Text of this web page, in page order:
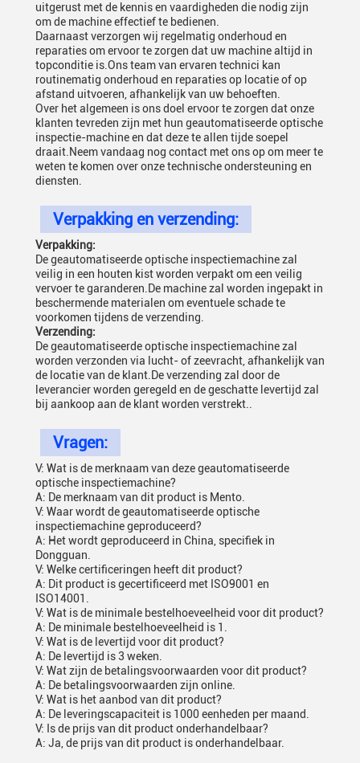
uitgerust met de kennis en vaardigheden die nodig zijn
om de machine effectief te bedienen.
Daarnaast verzorgen wij regelmatig onderhoud en
reparaties om ervoor te zorgen dat uw machine altijd in
topconditie is.Ons team van ervaren technici kan
routinematig onderhoud en reparaties op locatie of op
afstand uitvoeren, afhankelijk van uw behoeften.
Over het algemeen is ons doel ervoor te zorgen dat onze
klanten tevreden zijn met hun geautomatiseerde optische
inspectie-machine en dat deze te allen tijde soepel
draait.Neem vandaag nog contact met ons op om meer te
weten te komen over onze technische ondersteuning en
diensten.
Verpakking en verzending:
Verpakking:
De geautomatiseerde optische inspectiemachine zal
veilig in een houten kist worden verpakt om een veilig
vervoer te garanderen.De machine zal worden ingepakt in
beschermende materialen om eventuele schade te
voorkomen tijdens de verzending.
Verzending:
De geautomatiseerde optische inspectiemachine zal
worden verzonden via lucht- of zeevracht, afhankelijk van
de locatie van de klant.De verzending zal door de
leverancier worden geregeld en de geschatte levertijd zal
bij aankoop aan de klant worden verstrekt..
Vragen:
V: Wat is de merknaam van deze geautomatiseerde
optische inspectiemachine?
A: De merknaam van dit product is Mento.
V: Waar wordt de geautomatiseerde optische
inspectiemachine geproduceerd?
A: Het wordt geproduceerd in China, specifiek in
Dongguan.
V: Welke certificeringen heeft dit product?
A: Dit product is gecertificeerd met ISO9001 en
ISO14001.
V: Wat is de minimale bestelhoeveelheid voor dit product?
A: De minimale bestelhoeveelheid is 1.
V: Wat is de levertijd voor dit product?
A: De levertijd is 3 weken.
V: Wat zijn de betalingsvoorwaarden voor dit product?
A: De betalingsvoorwaarden zijn online.
V: Wat is het aanbod van dit product?
A: De leveringscapaciteit is 1000 eenheden per maand.
V: Is de prijs van dit product onderhandelbaar?
A: Ja, de prijs van dit product is onderhandelbaar.